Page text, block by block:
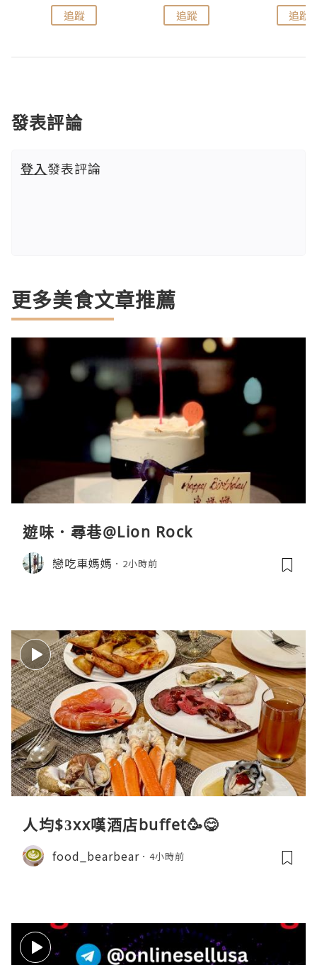
追蹤 追蹤 追蹤
發表評論
登入發表評論
更多美食文章推薦
遊味．尋巷@Lion Rock
戀吃車媽媽 2小時前
人均$3xx嘆酒店buffet🥳😋
food_bearbear 4小時前